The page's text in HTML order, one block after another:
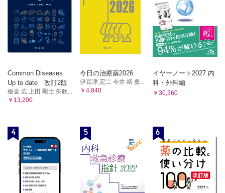
Common Diseases
Up to date 改訂2版
板金 広 上田 剛士 矢吹...
￥13,200
今日の治療薬2026
伊豆津 宏二 今井 靖 桑...
￥4,840
イヤーノート2027 内
科・外科編
￥30,360
4 5 6